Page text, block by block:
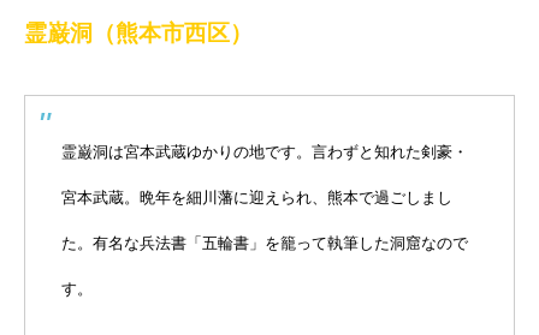
霊巌洞（熊本市西区）
霊巌洞は宮本武蔵ゆかりの地です。言わずと知れた剣豪・
宮本武蔵。晩年を細川藩に迎えられ、熊本で過ごしまし
た。有名な兵法書「五輪書」を籠って執筆した洞窟なので
す。